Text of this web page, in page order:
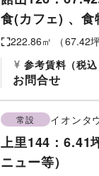
食(カフェ) 、食
222.86㎡ （67.42
参考賃料（税込
お問合せ
常設 イオンタ
上里144：6.41
ニュー等）